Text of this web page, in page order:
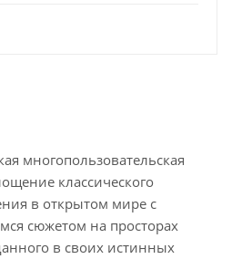
многопользовательская
классического
в открытом мире с
сюжетом на просторах
в своих истинных